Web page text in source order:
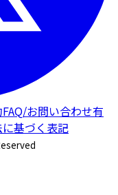
FAQ/お問い合わせ有
基づく表記